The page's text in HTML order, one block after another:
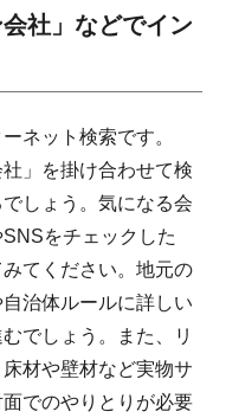
社」などでイン
ネット検索です。
」を掛け合わせて検
しょう。気になる会
をチェックした
てください。地元の
治体ルールに詳しい
でしょう。また、リ
材や壁材など実物サ
でのやりとりが必要